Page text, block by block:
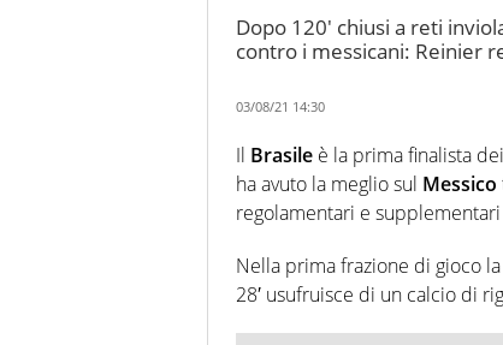
Dopo 120' chiusi a reti
contro i messicani: Reinier
03/08/21 14:30
Il Brasile è la prima finalista
ha avuto la meglio sul Messico
regolamentari e
Nella prima frazione di gioco
28′ usufruisce di un calcio di